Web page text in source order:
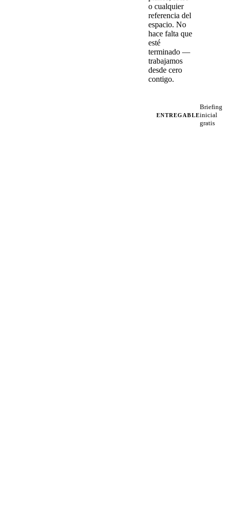
o cualquier
referencia del
espacio. No
hace falta que
esté
terminado —
trabajamos
desde cero
contigo.
ENTREGABLE
Briefing
inicial
gratis